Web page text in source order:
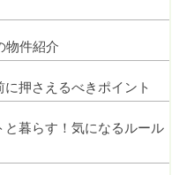
物件紹介
押さえるべきポイント
暮らす！気になるルール